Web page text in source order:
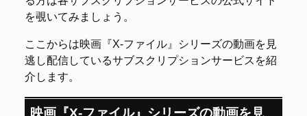
を覗いてみましょう。
ここからは映画『X-ファイル』シリーズの動画を見
逃し配信しているサブスクリプションサービスを紹
介します。
映画『X-ファイル』シリーズの動画を見